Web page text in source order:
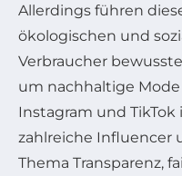
Allerdings führen
ökologischen und
Verbraucher
um nachhaltige
Instagram und
zahlreiche Influencer
Thema Transparenz,